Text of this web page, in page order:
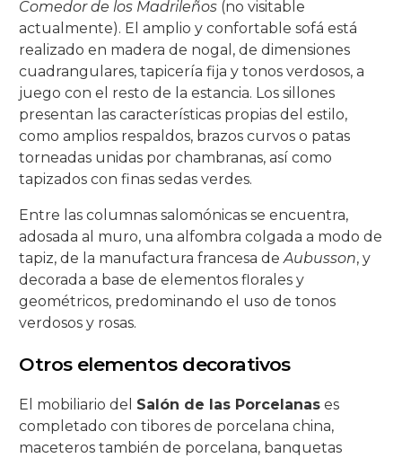
Salón Rojo
Salas de las Pinturas
Patio de las Rejas
Patio de los Gatos
Patio de los Jardineros
Patio de los Naranjos
Patio del Pozo
Iglesia de Sto. Domingo de Silos
Presentación al Pueblo
Universitaria
La Piedad
Pasión
La Buena Muerte
La Caridad
La Sagrada Cena
Las Angustias
La Expiración
La Soledad
Los Dolores
C/ San Basilio, 14.
C/ San Basilio, 22.
C/ San Basilio, 44 (antes 50).
C/ Maese Luis, 9.
C/ Siete Revueltas, 1
C/ Tinte, 9.
C/ Pastora, 2.
C/ Pozanco, 21.
C/ San Juan de Palomares, 11.
C/ Tafures, 2.
C/ Zarco, 15.
Comedor de los Madrileños (no visitable
actualmente). El amplio y confortable sofá está
realizado en madera de nogal, de dimensiones
cuadrangulares, tapicería fija y tonos verdosos, a
juego con el resto de la estancia. Los sillones
presentan las características propias del estilo,
como amplios respaldos, brazos curvos o patas
torneadas unidas por chambranas, así como
tapizados con finas sedas verdes.
Entre las columnas salomónicas se encuentra,
adosada al muro, una alfombra colgada a modo de
tapiz, de la manufactura francesa deAubusson, y
decorada a base de elementos florales y
geométricos, predominando el uso de tonos
verdosos y rosas.
Otros elementos decorativos
El mobiliario del Salón de las Porcelanas es
completado con tibores de porcelana china,
maceteros también de porcelana, banquetas